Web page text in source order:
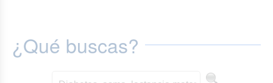
¿Qué buscas?